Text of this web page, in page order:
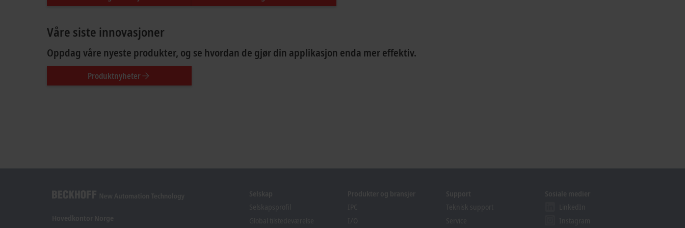
Våre siste innovasjoner
Oppdag våre nyeste produkter, og se hvordan de gjør din applikasjon enda mer effektiv.
Produktnyheter